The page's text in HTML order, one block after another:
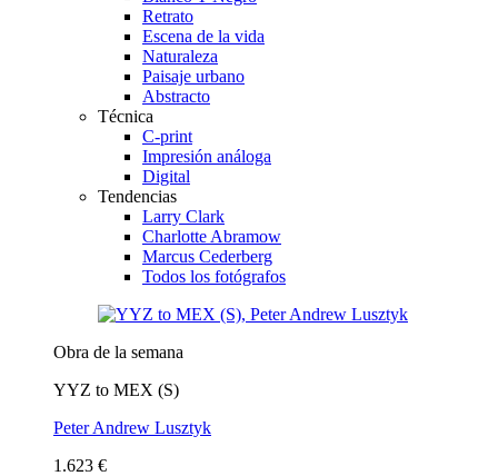
Retrato
Escena de la vida
Naturaleza
Paisaje urbano
Abstracto
Técnica
C-print
Impresión análoga
Digital
Tendencias
Larry Clark
Charlotte Abramow
Marcus Cederberg
Todos los fotógrafos
Obra de la semana
YYZ to MEX (S)
Peter Andrew Lusztyk
1.623 €